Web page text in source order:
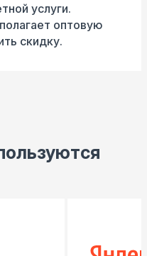
услуги.
оптовую
скидку.